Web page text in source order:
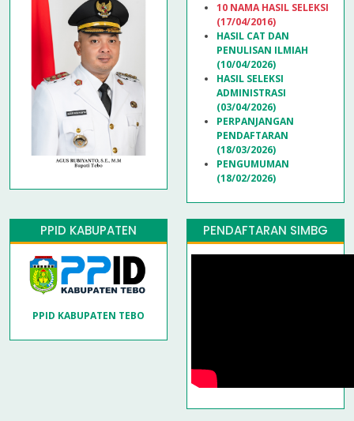
10 NAMA HASIL SELEKSI
(17/04/2016)
HASIL CAT DAN
PENULISAN ILMIAH
(10/04/2026)
HASIL SELEKSI
ADMINISTRASI
(03/04/2026)
PERPANJANGAN
PENDAFTARAN
(18/03/2026)
PENGUMUMAN
(18/02/2026)
PPID KABUPATEN
PPID KABUPATEN TEBO
PENDAFTARAN SIMBG